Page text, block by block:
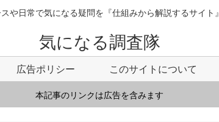
や日常で気になる疑問を『仕組みから解説するサイト』
気になる調査隊
広告ポリシー このサイトについて
本記事のリンクは広告を含みます